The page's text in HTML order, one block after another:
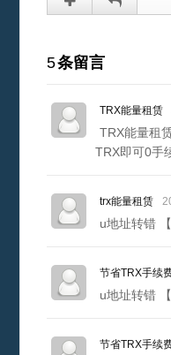
5条留言
TRX能量租赁
TRX能量租
TRX即可0手
trx能量租赁
u地址转错
节省TRX手续
u地址转错
节省TRX手续